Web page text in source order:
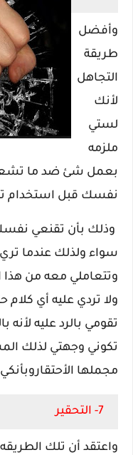
وأفضل
طريقة
التجاهل
لأنك
لستي
ملزمه
بعمل شئ ضد ما
نفسك قبل استخدام
وذلك بأن تقنعي
سواء ولذلك عندما
وتتعاملي معه من هذا
ولا تردي عليه أي كلام
تقومي بالرد عليه
تكوني وجهتي لذلك
مجملها
7- التحقير
واعتقد أن تلك